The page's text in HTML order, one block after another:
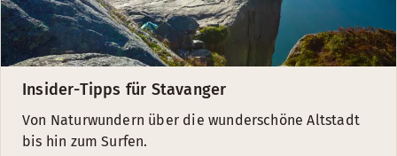
Insider-Tipps für Stavanger
Von Naturwundern über die wunderschöne Altstadt
bis hin zum Surfen.